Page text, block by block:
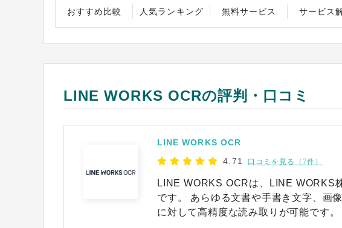
おすすめ比較 人気ランキング 無料サービス サービス
LINE WORKS OCRの評判・口コミ
LINE WORKS OCR
4.71
口コミを見る（7件）
LINE WORKS OCRは、LINE WORKS
です。 あらゆる文書や手書き文字、画
に対して高精度な読み取りが可能です。 ・事前にレイアウト設定して読み取